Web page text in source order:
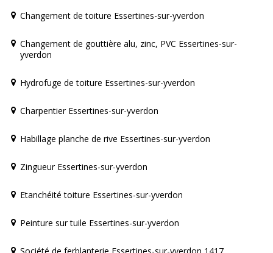
Changement de toiture Essertines-sur-yverdon
Changement de gouttière alu, zinc, PVC Essertines-sur-
yverdon
Hydrofuge de toiture Essertines-sur-yverdon
Charpentier Essertines-sur-yverdon
Habillage planche de rive Essertines-sur-yverdon
Zingueur Essertines-sur-yverdon
Etanchéité toiture Essertines-sur-yverdon
Peinture sur tuile Essertines-sur-yverdon